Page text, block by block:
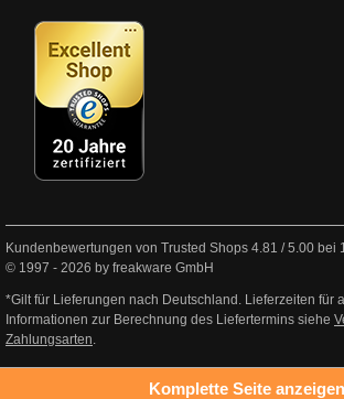
Kundenbewertungen von Trusted Shops 4.81 /5.00 bei
© 1997 - 2026 by freakware GmbH
*Gilt für Lieferungen nach Deutschland. Lieferzeiten für
Informationen zur Berechnung des Liefertermins siehe
Zahlungsarten.
Komplette Seite anzeigen